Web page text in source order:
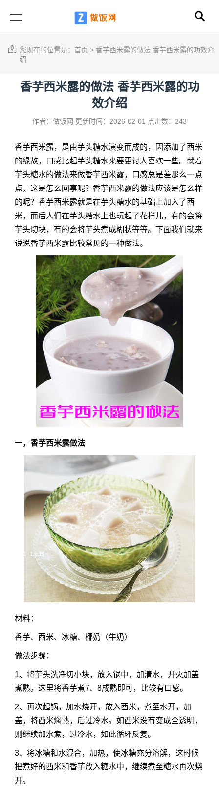
您现在的位置是： 首页 > 香芋西米露的做法 香芋西米露的功效介
绍
香芋西米露的做法 香芋西米露的功
效介绍
作者：做饭网 更新时间：2026-02-01 点击数：243
香芋西米露，是由芋头糖水演变而成的，因添加了西米
的缘故，口感比起芋头糖水来要更讨人喜欢一些。就着
芋头糖水的做法来做香芋西米露，口感总是差那么一点
点，这是怎么回事呢？ 香芋西米露的做法应该是怎么样
的呢？香芋西米露就是在芋头糖水的基础上加入了西
米，而后人们在芋头糖水上也玩起了花样儿，有的会将
芋头切块，有的会将芋头煮成糊状等等。下面我们就来
说说香芋西米露比较常见的一种做法。
一，香芋西米露做法
材料：
香芋、西米、冰糖、椰奶（牛奶）
做法步骤：
1、将芋头洗净切小块，放入锅中，加清水，开火加盖
煮熟。这里将香芋煮7、8成熟即可，比较有口感。
2、再次起锅，加水烧开，放入西米，煮至水开，加
盖，将西米焖熟，后过冷水。如西米没有变成全透明，
则继续加水煮，过冷水，如此循环反复。
3、将冰糖和水混合，加热，使冰糖充分溶解，这时候
把煮好的西米和香芋放入糖水中，继续煮至糖水再次烧
开。